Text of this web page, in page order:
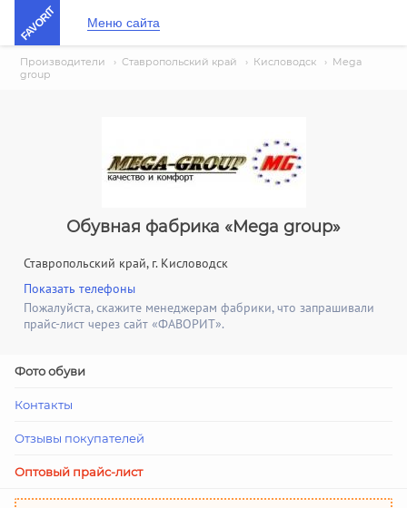
FAVORIT Меню сайта
Производители › Ставропольский край › Кисловодск › Mega
group
Обувная фабрика «Mega group»
Ставропольский край, г. Кисловодск
Показать телефоны
Пожалуйста, скажите менеджерам фабрики, что запрашивали
прайс-лист через сайт «ФАВОРИТ».
Фото обуви
Контакты
Отзывы покупателей
Оптовый прайс-лист